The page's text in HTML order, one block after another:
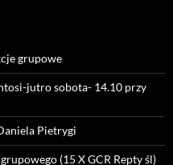
grupowe
jutro sobota- 14.10 przy
Pietrygi
(15 X GCR Repty śl)